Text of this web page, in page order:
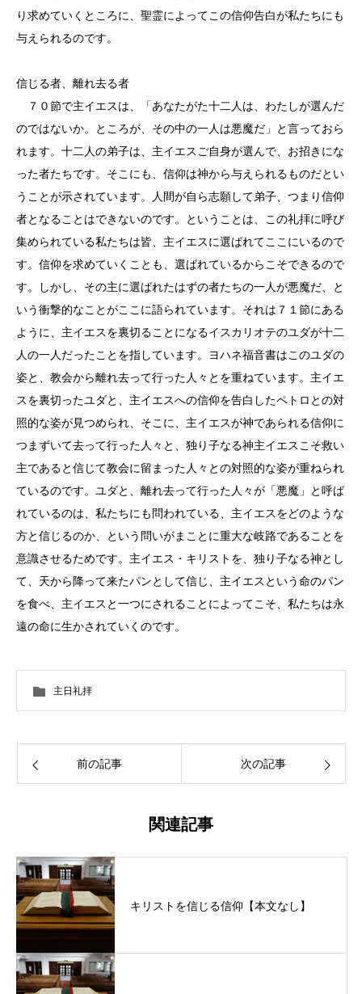
り求めていくところに、聖霊によってこの信仰告白が私たちにも
与えられるのです。
信じる者、離れ去る者
７０節で主イエスは、「あなたがた十二人は、わたしが選んだ
のではないか。ところが、その中の一人は悪魔だ」と言っておら
れます。十二人の弟子は、主イエスご自身が選んで、お招きにな
った者たちです。そこにも、信仰は神から与えられるものだとい
うことが示されています。人間が自ら志願して弟子、つまり信仰
者となることはできないのです。ということは、この礼拝に呼び
集められている私たちは皆、主イエスに選ばれてここにいるので
す。信仰を求めていくことも、選ばれているからこそできるので
す。しかし、その主に選ばれたはずの者たちの一人が悪魔だ、と
いう衝撃的なことがここに語られています。それは７１節にある
ように、主イエスを裏切ることになるイスカリオテのユダが十二
人の一人だったことを指しています。ヨハネ福音書はこのユダの
姿と、教会から離れ去って行った人々とを重ねています。主イエ
スを裏切ったユダと、主イエスへの信仰を告白したペトロとの対
照的な姿が見つめられ、そこに、主イエスが神であられる信仰に
つまずいて去って行った人々と、独り子なる神主イエスこそ救い
主であると信じて教会に留まった人々との対照的な姿が重ねられ
ているのです。ユダと、離れ去って行った人々が「悪魔」と呼ば
れているのは、私たちにも問われている、主イエスをどのような
方と信じるのか、という問いがまことに重大な岐路であることを
意識させるためです。主イエス・キリストを、独り子なる神とし
て、天から降って来たパンとして信じ、主イエスという命のパン
を食べ、主イエスと一つにされることによってこそ、私たちは永
遠の命に生かされていくのです。
主日礼拝
前の記事 次の記事
関連記事
キリストを信じる信仰【本文なし】